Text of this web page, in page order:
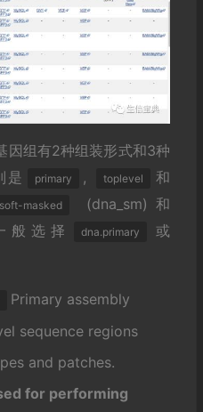
因组有2种组装形式和3种
是
primary , toplevel 和
soft-masked (dna_sm)和
般选择 dna.primary 或
Primary assembly
sequence regions
and patches.
for performing